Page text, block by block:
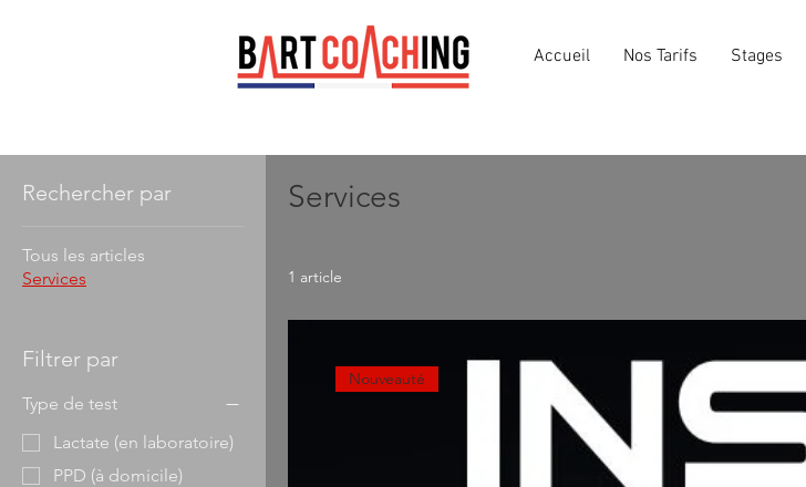
Accueil Nos Tarifs Stages
Rechercher par
Tous les articles
Services
Filtrer par
Type de test
Lactate (en laboratoire)
PPD (à domicile)
Services
1 article
Nouveauté